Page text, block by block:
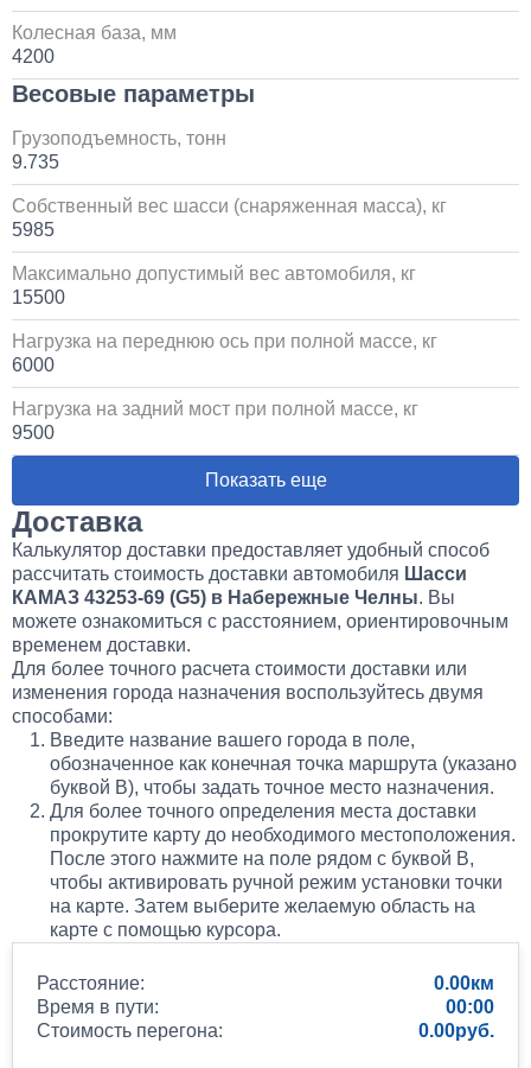
Установка пневмоподвески на воздушных подушках
на КАМАЗ
Установка стояночного кондиционера JUKOOL FT-
TAC-PI09 на крышу
1 день
Установка Bi-LED линз в фары КАМАЗ
45 000
1 день
Колесная база, мм
4200
Весовые параметры
Грузоподъемность, тонн
9.735
Собственный вес шасси (снаряженная масса), кг
5985
Максимально допустимый вес автомобиля, кг
15500
Нагрузка на переднюю ось при полной массе, кг
6000
Нагрузка на задний мост при полной массе, кг
9500
Показать еще
Доставка
Калькулятор доставки предоставляет удобный способ
рассчитать стоимость доставки автомобиля Шасси
КАМАЗ 43253-69 (G5) в Набережные Челны. Вы
можете ознакомиться с расстоянием, ориентировочным
временем доставки.
Для более точного расчета стоимости доставки или
изменения города назначения воспользуйтесь двумя
способами:
Введите название вашего города в поле,
обозначенное как конечная точка маршрута (указано
буквой B), чтобы задать точное место назначения.
Для более точного определения места доставки
прокрутите карту до необходимого местоположения.
После этого нажмите на поле рядом с буквой B,
чтобы активировать ручной режим установки точки
на карте. Затем выберите желаемую область на
карте с помощью курсора.
Расстояние:
0.00
Время в пути:
00:00
Стоимость перегона:
0.00